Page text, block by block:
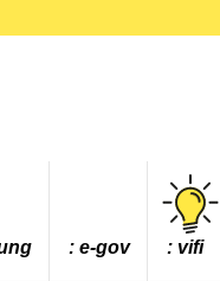
e-gov vifi